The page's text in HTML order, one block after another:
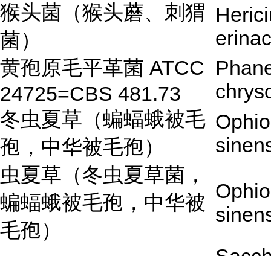
猴头菌（猴头蘑、刺猬
菌）
黄孢原毛平革菌 ATCC
24725=CBS 481.73
冬虫夏草（蝙蝠蛾被毛
孢，中华被毛孢）
虫夏草（冬虫夏草菌，
蝙蝠蛾被毛孢，中华被
毛孢）